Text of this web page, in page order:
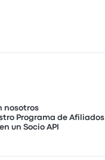
nosotros
Programa de Afiliados
un Socio API